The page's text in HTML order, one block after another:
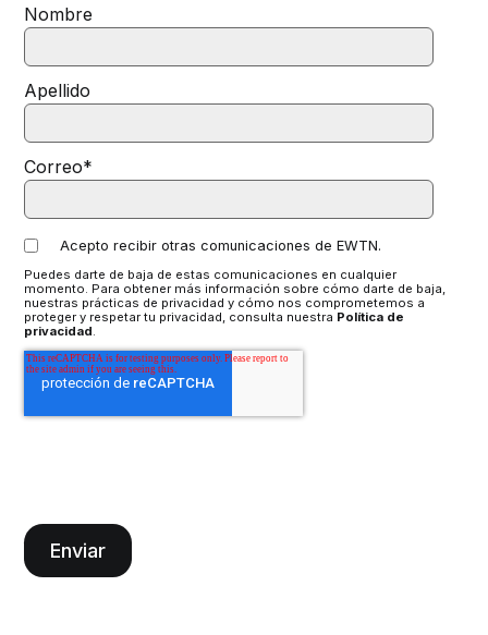
Nombre
Apellido
Correo*
Acepto recibir otras comunicaciones de EWTN.
Puedes darte de baja de estas comunicaciones en cualquier
momento. Para obtener más información sobre cómo darte de baja,
nuestras prácticas de privacidad y cómo nos comprometemos a
proteger y respetar tu privacidad, consulta nuestra Política de
privacidad.